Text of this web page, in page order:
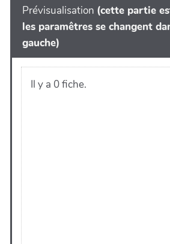
Prévisualisation (cette partie
les paramêtres se changent
gauche)